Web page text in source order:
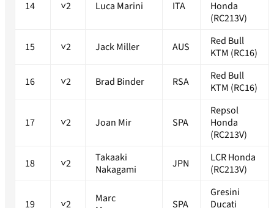
14 ˅2 Luca Marini ITA
Honda
(RC213V)
15 ˅2 Jack Miller AUS
Red Bull
KTM (RC16)
16 ˅2 Brad Binder RSA
Red Bull
KTM (RC16)
17 ˅2 Joan Mir SPA
Repsol
Honda
(RC213V)
18 ˅2
Takaaki
Nakagami
JPN
LCR Honda
(RC213V)
19 ˅2
Marc
SPA
Gresini
Ducati